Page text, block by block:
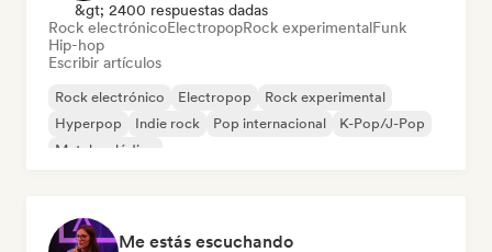
&gt; 2400 respuestas dadas
Rock electrónicoElectropopRock experimentalFunk
Hip-hop
Escribir artículos
Rock electrónico Electropop
Rock experimental
Hyperpop
Indie rock Pop internacional
K-Pop/J-Pop
Metal melódico
Me estás escuchando